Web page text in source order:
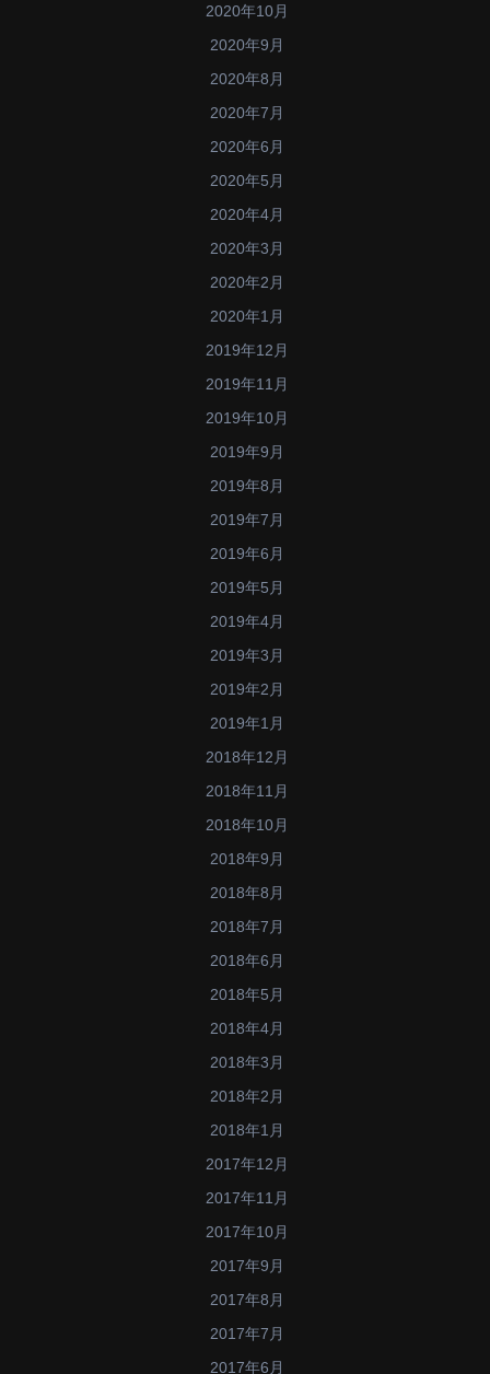
2020年10月
2020年9月
2020年8月
2020年7月
2020年6月
2020年5月
2020年4月
2020年3月
2020年2月
2020年1月
2019年12月
2019年11月
2019年10月
2019年9月
2019年8月
2019年7月
2019年6月
2019年5月
2019年4月
2019年3月
2019年2月
2019年1月
2018年12月
2018年11月
2018年10月
2018年9月
2018年8月
2018年7月
2018年6月
2018年5月
2018年4月
2018年3月
2018年2月
2018年1月
2017年12月
2017年11月
2017年10月
2017年9月
2017年8月
2017年7月
2017年6月